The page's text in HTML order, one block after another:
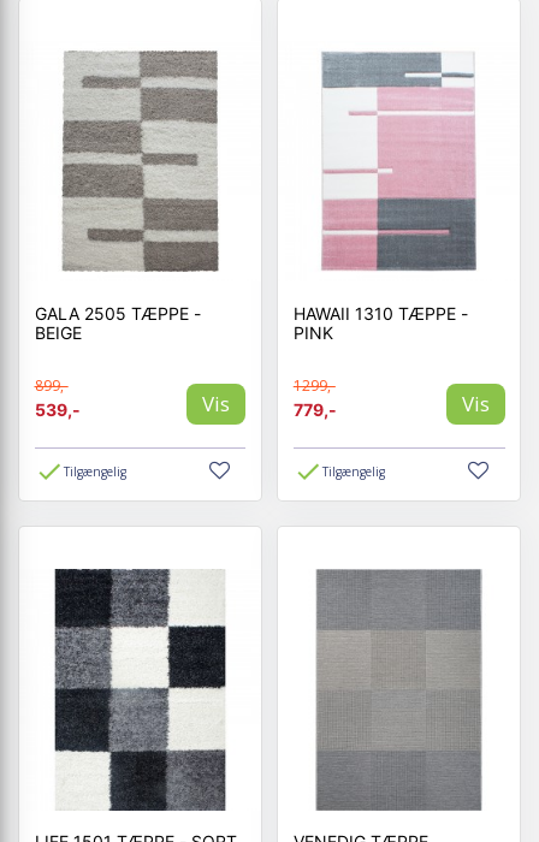
GALA 2505 TÆPPE -
BEIGE
899,-
539,-
Vis
Tilgængelig
HAWAII 1310 TÆPPE -
PINK
1299,-
779,-
Vis
Tilgængelig